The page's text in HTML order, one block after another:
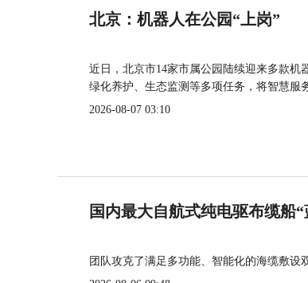
北京：机器人在公园“上岗”
近日，北京市14家市属公园陆续迎来多款机
绿化养护、生态监测等多项任务，将智慧服
2026-08-07 03:10
国内最大自航式纯电驱布缆船
团队攻克了满足多功能、智能化的海缆敷设